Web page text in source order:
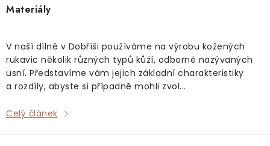
Materiály
V naší dílně v Dobříši používáme na výrobu kožených
rukavic několik různých typů kůží, odborně nazývaných
usní. Představíme vám jejich základní charakteristiky
a rozdíly, abyste si případně mohli zvol...
Celý článek